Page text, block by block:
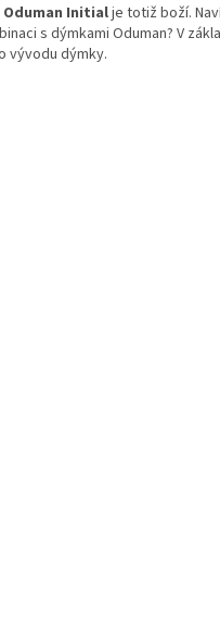
Oduman Initialje totiž boží.
s dýmkami Oduman? V
vývodu dýmky.